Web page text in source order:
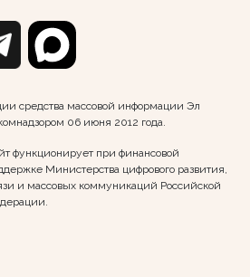
средства массовой информации Эл
06 июня 2012 года.
функционирует при финансовой
Министерства цифрового развития,
и массовых коммуникаций Российской